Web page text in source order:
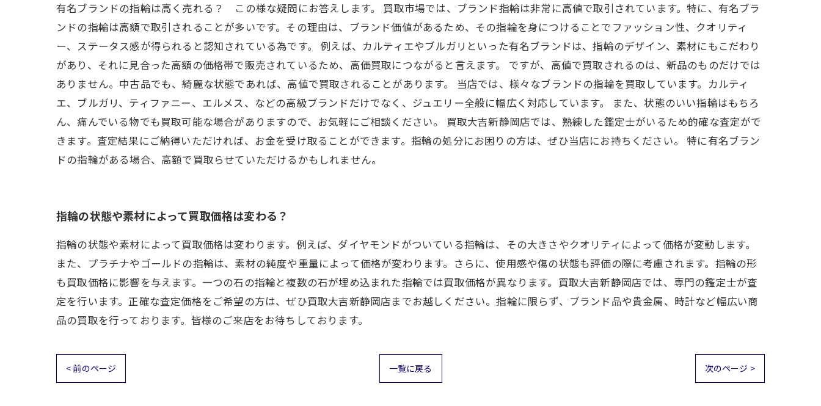
有名ブランドの指輪は高く売れる？ この様な疑問にお答えします。 買取市場では、ブランド指輪は非常に高値で取引されています。特に、有名ブラ
ンドの指輪は高額で取引されることが多いです。その理由は、ブランド価値があるため、その指輪を身につけることでファッション性、クオリティ
ー、ステータス感が得られると認知されている為です。 例えば、カルティエやブルガリといった有名ブランドは、指輪のデザイン、素材にもこだわり
があり、それに見合った高額の価格帯で販売されているため、高価買取につながると言えます。 ですが、高値で買取されるのは、新品のものだけでは
ありません。中古品でも、綺麗な状態であれば、高値で買取されることがあります。 当店では、様々なブランドの指輪を買取しています。カルティ
エ、ブルガリ、ティファニー、エルメス、などの高級ブランドだけでなく、ジュエリー全般に幅広く対応しています。 また、状態のいい指輪はもちろ
ん、痛んでいる物でも買取可能な場合がありますので、お気軽にご相談ください。 買取大吉新静岡店では、熟練した鑑定士がいるため的確な査定がで
きます。査定結果にご納得いただければ、お金を受け取ることができます。指輪の処分にお困りの方は、ぜひ当店にお持ちください。 特に有名ブラン
ドの指輪がある場合、高額で買取らせていただけるかもしれません。
指輪の状態や素材によって買取価格は変わる？
指輪の状態や素材によって買取価格は変わります。例えば、ダイヤモンドがついている指輪は、その大きさやクオリティによって価格が変動します。
また、プラチナやゴールドの指輪は、素材の純度や重量によって価格が変わります。さらに、使用感や傷の状態も評価の際に考慮されます。指輪の形
も買取価格に影響を与えます。一つの石の指輪と複数の石が埋め込まれた指輪では買取価格が異なります。買取大吉新静岡店では、専門の鑑定士が査
定を行います。正確な査定価格をご希望の方は、ぜひ買取大吉新静岡店までお越しください。指輪に限らず、ブランド品や貴金属、時計など幅広い商
品の買取を行っております。皆様のご来店をお待ちしております。
< 前のページ 一覧に戻る 次のページ >